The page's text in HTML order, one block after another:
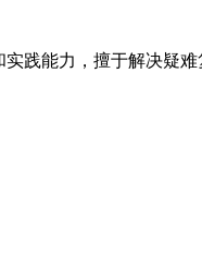
践能力，擅于解决疑难